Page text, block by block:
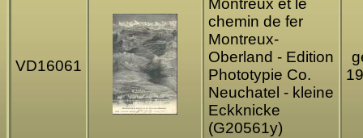
VD16061
Montreux et le
chemin de fer
Montreux-
Oberland - Edition
Phototypie Co.
Neuchatel - kleine
Eckknicke
(G20561y)